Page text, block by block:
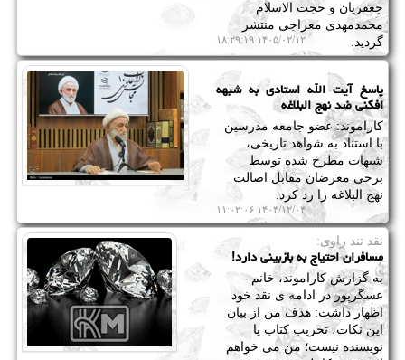
جعفریان و حجت الاسلام
محمدمهدی معراجی منتشر
گردید.
۱۴۰۵/۰۲/۱۲ ۱۸:۲۹:۱۹
پاسخ آیت الله استادی به شبهه
افکنی ضد نهج البلاغه
کاراموند: عضو جامعه مدرسین
با استناد به شواهد تاریخی،
شبهات مطرح شده توسط
برخی مغرضان مقابل اصالت
نهج البلاغه را رد کرد.
۱۴۰۴/۱۲/۰۴ ۱۱:۰۲:۰۶
نقد تند راوی:
مسافران احتیاج به بازبینی دارد!
به گزارش کاراموند، خانم
عسگرپور در ادامه ی نقد خود
اظهار داشت: هدف من از بیان
این نکات، تخریب کتاب یا
نویسنده نیست؛ من می خواهم